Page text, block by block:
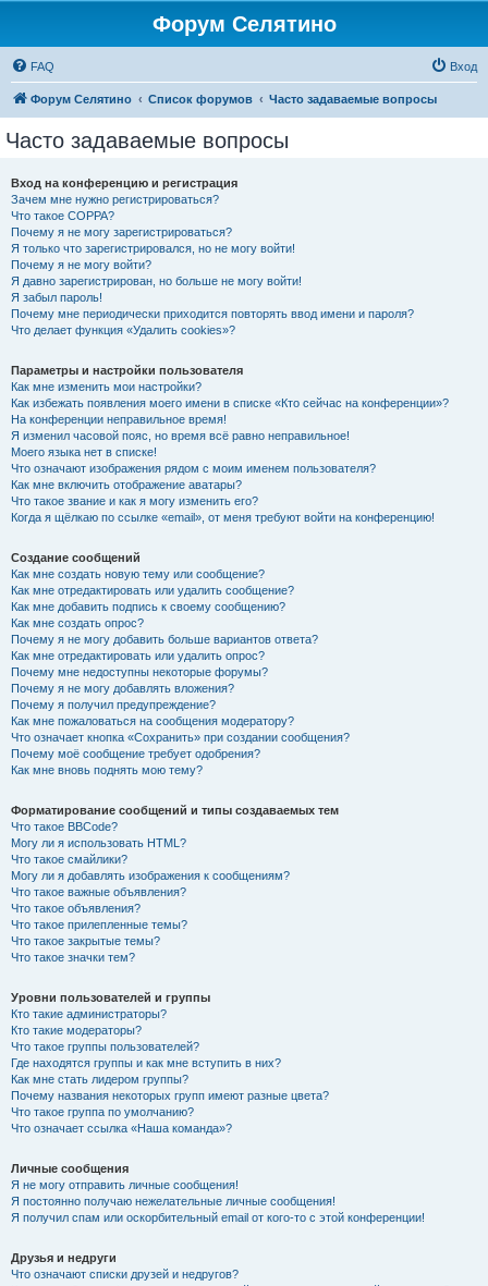
Форум Селятино
FAQ Вход
Форум Селятино Список форумов Часто задаваемые вопросы
Часто задаваемые вопросы
Вход на конференцию и регистрация
Зачем мне нужно регистрироваться?
Что такое COPPA?
Почему я не могу зарегистрироваться?
Я только что зарегистрировался, но не могу войти!
Почему я не могу войти?
Я давно зарегистрирован, но больше не могу войти!
Я забыл пароль!
Почему мне периодически приходится повторять ввод имени и пароля?
Что делает функция «Удалить cookies»?
Параметры и настройки пользователя
Как мне изменить мои настройки?
Как избежать появления моего имени в списке «Кто сейчас на конференции»?
На конференции неправильное время!
Я изменил часовой пояс, но время всё равно неправильное!
Моего языка нет в списке!
Что означают изображения рядом с моим именем пользователя?
Как мне включить отображение аватары?
Что такое звание и как я могу изменить его?
Когда я щёлкаю по ссылке «email», от меня требуют войти на конференцию!
Создание сообщений
Как мне создать новую тему или сообщение?
Как мне отредактировать или удалить сообщение?
Как мне добавить подпись к своему сообщению?
Как мне создать опрос?
Почему я не могу добавить больше вариантов ответа?
Как мне отредактировать или удалить опрос?
Почему мне недоступны некоторые форумы?
Почему я не могу добавлять вложения?
Почему я получил предупреждение?
Как мне пожаловаться на сообщения модератору?
Что означает кнопка «Сохранить» при создании сообщения?
Почему моё сообщение требует одобрения?
Как мне вновь поднять мою тему?
Форматирование сообщений и типы создаваемых тем
Что такое BBCode?
Могу ли я использовать HTML?
Что такое смайлики?
Могу ли я добавлять изображения к сообщениям?
Что такое важные объявления?
Что такое объявления?
Что такое прилепленные темы?
Что такое закрытые темы?
Что такое значки тем?
Уровни пользователей и группы
Кто такие администраторы?
Кто такие модераторы?
Что такое группы пользователей?
Где находятся группы и как мне вступить в них?
Как мне стать лидером группы?
Почему названия некоторых групп имеют разные цвета?
Что такое группа по умолчанию?
Что означает ссылка «Наша команда»?
Личные сообщения
Я не могу отправить личные сообщения!
Я постоянно получаю нежелательные личные сообщения!
Я получил спам или оскорбительный email от кого-то с этой конференции!
Друзья и недруги
Что означают списки друзей и недругов?